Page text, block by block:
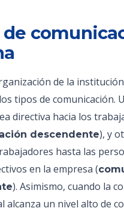
de
de la
tipos de comunicación.
directiva hacia los
descendente), y
hasta las
en la empresa (
). Asimismo, cuando la
alcanza un nivel alto de